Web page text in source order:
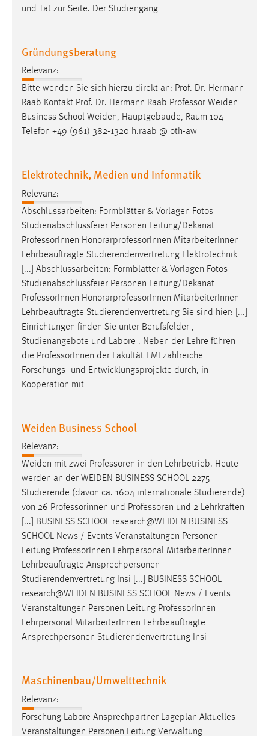
und Tat zur Seite. Der Studiengang
Gründungsberatung
Relevanz:
Bitte wenden Sie sich hierzu direkt an: Prof. Dr. Hermann
Raab Kontakt Prof. Dr. Hermann Raab Professor Weiden
Business School Weiden, Hauptgebäude, Raum 104
Telefon +49 (961) 382-1320 h.raab @ oth-aw
Elektrotechnik, Medien und Informatik
Relevanz:
Abschlussarbeiten: Formblätter & Vorlagen Fotos
Studienabschlussfeier Personen Leitung/Dekanat
Professor Innen HonorarprofessorInnen MitarbeiterInnen
Lehrbeauftragte Studierendenvertretung Elektrotechnik
[...] Abschlussarbeiten: Formblätter & Vorlagen Fotos
Studienabschlussfeier Personen Leitung/Dekanat
Professor Innen HonorarprofessorInnen MitarbeiterInnen
Lehrbeauftragte Studierendenvertretung Sie sind hier: [...]
Einrichtungen finden Sie unter Berufsfelder ,
Studienangebote und Labore . Neben der Lehre führen
die Professor Innen der Fakultät EMI zahlreiche
Forschungs- und Entwicklungsprojekte durch, in
Kooperation mit
Weiden Business School
Relevanz:
Weiden mit zwei Professoren in den Lehrbetrieb. Heute
werden an der WEIDEN BUSINESS SCHOOL 2275
Studierende (davon ca. 1604 internationale Studierende)
von 26 Professorinnen und Professoren und 2 Lehrkräften
[...] BUSINESS SCHOOL research@WEIDEN BUSINESS
SCHOOL News / Events Veranstaltungen Personen
Leitung Professor Innen Lehrpersonal MitarbeiterInnen
Lehrbeauftragte Ansprechpersonen
Studierendenvertretung Insi [...] BUSINESS SCHOOL
research@WEIDEN BUSINESS SCHOOL News / Events
Veranstaltungen Personen Leitung Professor Innen
Lehrpersonal MitarbeiterInnen Lehrbeauftragte
Ansprechpersonen Studierendenvertretung Insi
Maschinenbau/Umwelttechnik
Relevanz:
Forschung Labore Ansprechpartner Lageplan Aktuelles
Veranstaltungen Personen Leitung Verwaltung